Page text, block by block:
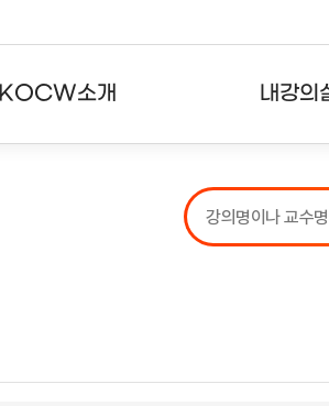
KOCW소개 내강의
강의리스
수강확인증